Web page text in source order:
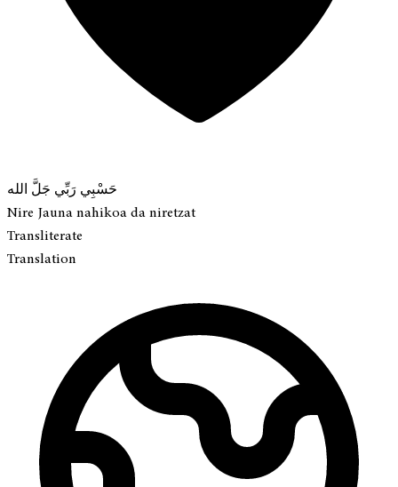
حَسْبِي رَبِّي جَلَّ الله
Nire Jauna nahikoa da niretzat
Transliterate
Translation